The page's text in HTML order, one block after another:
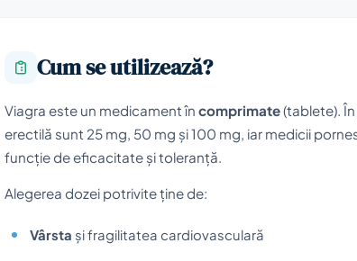
Cum se utilizează?
Viagra este un medicament în comprimate(tablete).
erectilă sunt 25 mg, 50 mg și 100 mg, iar medicii
funcție de eficacitate și toleranță.
Alegerea dozei potrivite ține de:
Vârsta și fragilitatea cardiovasculară